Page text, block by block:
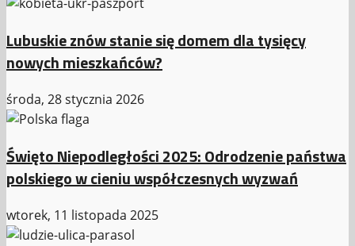
Lubuskie znów stanie się domem dla tysięcy
nowych mieszkańców?
środa, 28 stycznia 2026
Święto Niepodległości 2025: Odrodzenie państwa
polskiego w cieniu współczesnych wyzwań
wtorek, 11 listopada 2025